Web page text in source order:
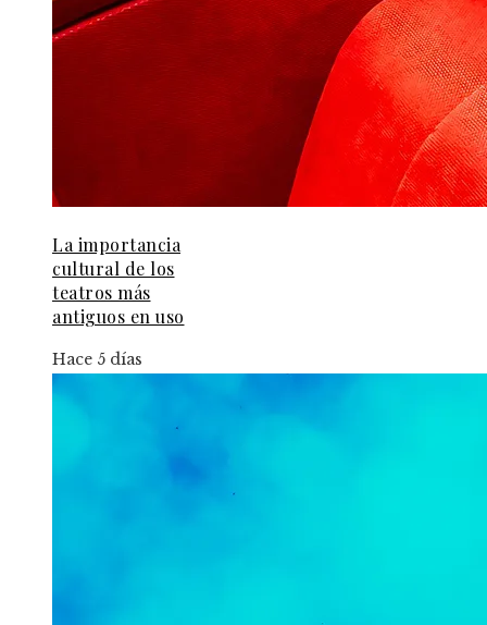
La importancia
cultural de los
teatros más
antiguos en uso
Hace 5 días